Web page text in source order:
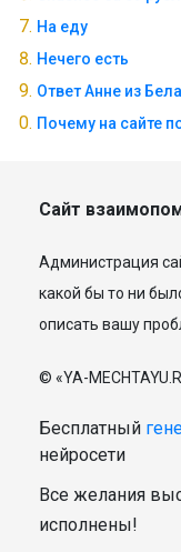
На еду
Нечего есть
Ответ Анне из
Почему на сайте
Сайт
Администрация
какой бы то ни
описать вашу
© «YA-
Бесплатный
нейросети
Все желания
исполнены!